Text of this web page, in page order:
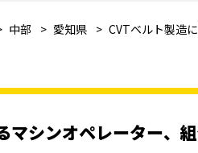
中部 愛知県 CVTベルト製造
マシンオペレーター、